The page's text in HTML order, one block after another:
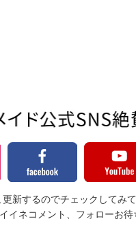
新するのでチェックしてみ
イネコメント、フォローお待